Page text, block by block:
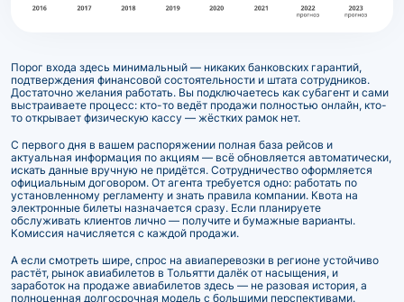
Порог входа здесь минимальный — никаких банковских гарантий,
подтверждения финансовой состоятельности и штата сотрудников.
Достаточно желания работать. Вы подключаетесь как субагент и сами
выстраиваете процесс: кто-то ведёт продажи полностью онлайн, кто-
то открывает физическую кассу — жёстких рамок нет.
С первого дня в вашем распоряжении полная база рейсов и
актуальная информация по акциям — всё обновляется автоматически,
искать данные вручную не придётся. Сотрудничество оформляется
официальным договором. От агента требуется одно: работать по
установленному регламенту и знать правила компании. Квота на
электронные билеты назначается сразу. Если планируете
обслуживать клиентов лично — получите и бумажные варианты.
Комиссия начисляется с каждой продажи.
А если смотреть шире, спрос на авиаперевозки в регионе устойчиво
растёт, рынок авиабилетов в Тольятти далёк от насыщения, и
заработок на продаже авиабилетов здесь — не разовая история, а
полноценная долгосрочная модель с большими перспективами.